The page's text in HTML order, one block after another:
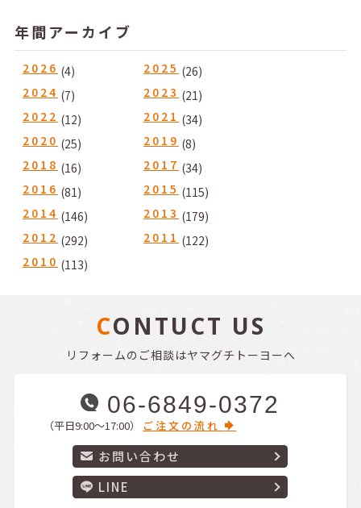
年間アーカイブ
2026(4) 2025(26)
2024(7) 2023(21)
2022(12) 2021(34)
2020(25) 2019(8)
2018(16) 2017(34)
2016(81) 2015(115)
2014(146) 2013(179)
2012(292) 2011(122)
2010(113)
CONTUCT US
リフォームのご相談はヤマグチトーヨーへ
06-6849-0372
（平日9:00〜17:00） ご注文の流れ
お問い合わせ
LINE